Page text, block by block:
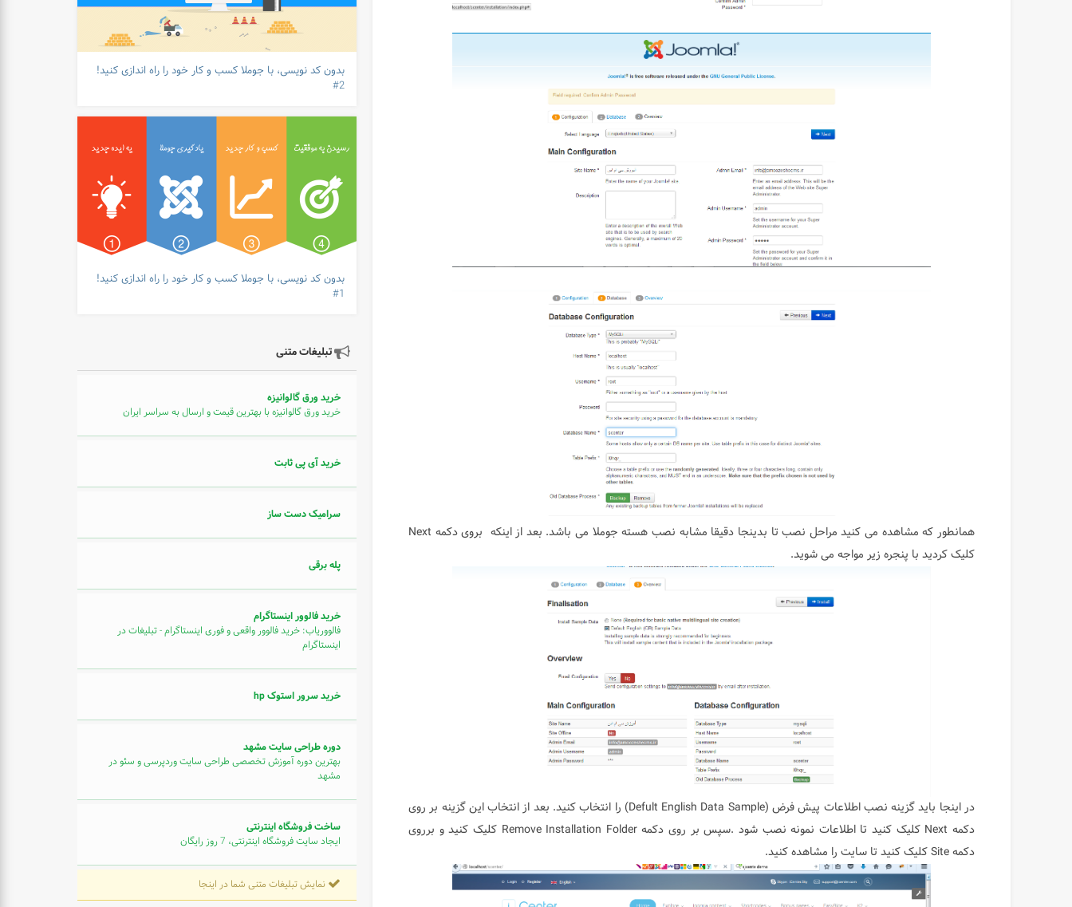
همانطور که مشاهده می کنید مراحل نصب تا بدینجا دقیقا مشابه نصب هسته جوملا می باشد. بعد از اینکه بروی دکمه Next
کلیک کردید با پنجره زیر مواجه می شوید.
در اینجا باید گزینه نصب اطلاعات پیش فرض (Defult English Data Sample) را انتخاب کنید. بعد از انتخاب این گزینه بر روی
دکمه Next کلیک کنید تا اطلاعات نمونه نصب شود .سپس بر روی دکمه Remove Installation Folder کلیک کنید و برروی
دکمه Site کلیک کنید تا سایت را مشاهده کنید.
بدون کد نویسی، با جوملا کسب و کار خود را راه اندازی کنید!
2#
بدون کد نویسی، با جوملا کسب و کار خود را راه اندازی کنید!
1#
تبلیغات متنی
خرید ورق گالوانیزه
خرید ورق گالوانیزه با بهترین قیمت و ارسال به سراسر ایران
خرید آی پی ثابت
سرامیک دست ساز
پله برقی
خرید فالوور اینستاگرام
فالووریاب: خرید فالوور واقعی و فوری اینستاگرام - تبلیغات در
اینستاگرام
خرید سرور استوک hp
دوره طراحی سایت مشهد
بهترین دوره آموزش تخصصی طراحی سایت وردپرسی و سئو در
مشهد
ساخت فروشگاه اینترنتی
ایجاد سایت فروشگاه اینترنتی، 7 روز رایگان
نمایش تبلیغات متنی شما در اینجا